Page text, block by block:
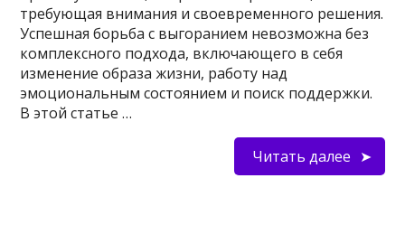
требующая внимания и своевременного решения.
Успешная борьба с выгоранием невозможна без
комплексного подхода, включающего в себя
изменение образа жизни, работу над
эмоциональным состоянием и поиск поддержки.
В этой статье …
Читать далее